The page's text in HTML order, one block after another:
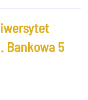
Bankowa 5